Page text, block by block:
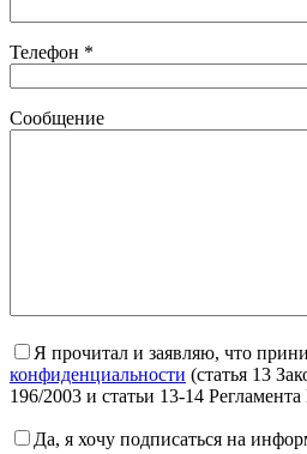
Телефон *
Сообщение
Я прочитал и заявляю, что
конфиденциальности (статья 13
196/2003 и статьи 13-14
Да, я хочу подписаться на